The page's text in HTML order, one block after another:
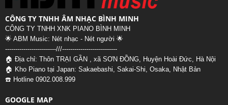
CÔNG TY TNHH ÂM NHẠC BÌNH MINH
CÔNG TY TNHH XNK PIANO BÌNH MINH
🌟 ABM Music: Nét nhạc - Nét người 🌟
-------------------------///---------------------------
🏠 Địa chỉ: Thôn TRẠI GẦN , xã SƠN ĐỒNG, Huyện Hoài Đức, Hà Nội
🏠 Kho Piano tại Japan: Sakaebashi, Sakai-Shi, Osaka, Nhật Bản
☎️ Hotline 0902.008.999
GOOGLE MAP